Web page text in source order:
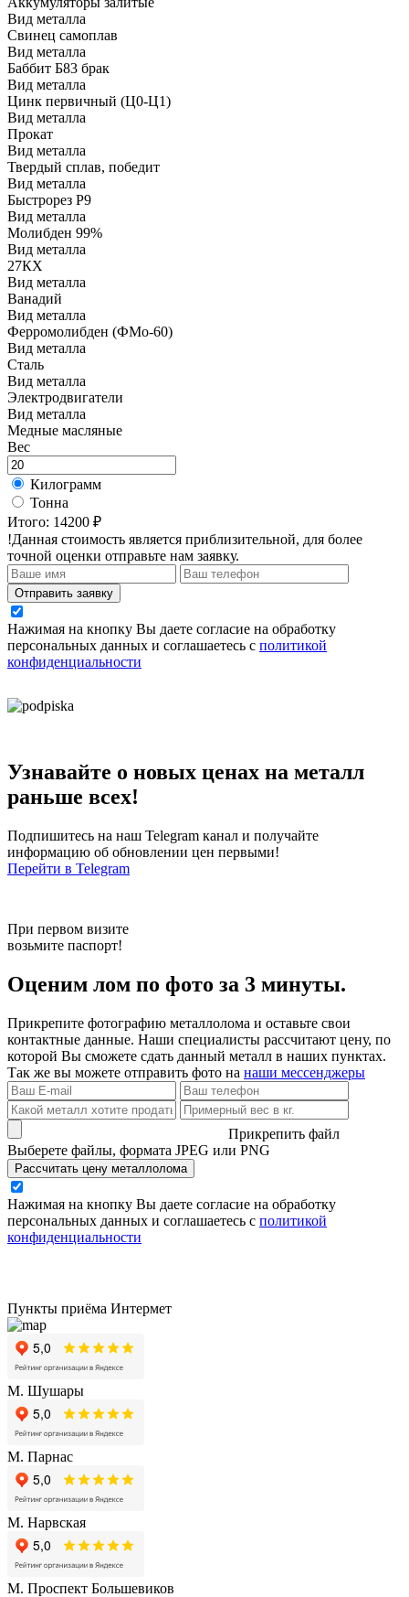
Вид металла
Свинец самоплав
Вид металла
Баббит Б83 брак
Вид металла
Цинк первичный (Ц0-Ц1)
Вид металла
Прокат
Вид металла
Твердый сплав, победит
Вид металла
Быстрорез Р9
Вид металла
Молибден 99%
Вид металла
27КХ
Вид металла
Ванадий
Вид металла
Ферромолибден (ФМо-60)
Вид металла
Сталь
Вид металла
Электродвигатели
Вид металла
Медные масляные
Вес
Килограмм
Тонна
Итого: 14200 ₽
!Данная стоимость является приблизительной, для более
точной оценки отправьте нам заявку.
Отправить заявку
Нажимая на кнопку Вы даете согласие на обработку
персональных данных и соглашаетесь с политикой
конфиденциальности
Узнавайте о новых ценах на металл
раньше всех!
Подпишитесь на наш Telegram канал и получайте
информацию об обновлении цен первыми!
Перейти в Telegram
При первом визите
возьмите паспорт!
Оценим лом по фото за 3 минуты.
Прикрепите фотографию металлолома и оставьте свои
контактные данные. Наши специалисты рассчитают цену, по
которой Вы сможете сдать данный металл в наших пунктах.
Так же вы можете отправить фото на наши мессенджеры
Прикрепить файл
Выберете файлы, формата JPEG или PNG
Рассчитать цену металлолома
Нажимая на кнопку Вы даете согласие на обработку
персональных данных и соглашаетесь с политикой
конфиденциальности
Пункты приёма Интермет
М. Шушары
М. Парнас
М. Нарвская
М. Проспект Большевиков